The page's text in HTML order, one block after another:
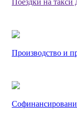
Поездки на такси
Производство и